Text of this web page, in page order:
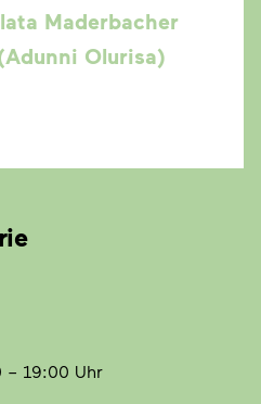
Maderbacher
Olurisa)
– 19:00 Uhr